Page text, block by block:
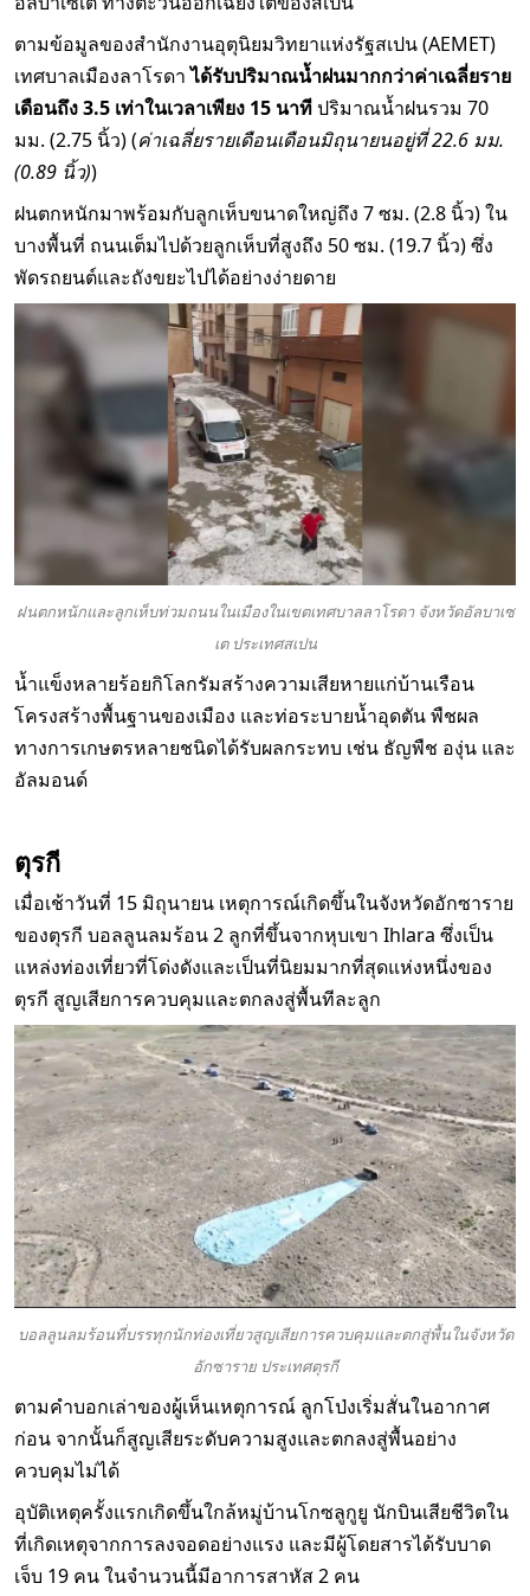
ตามข้อมูลของสำนักงานอุตุนิยมวิทยาแห่งรัฐสเปน (AEMET)
เทศบาลเมืองลาโรดาได้รับปริมาณน้ำฝนมากกว่าค่าเฉลี่ยราย
เดือนถึง 3.5 เท่าในเวลาเพียง 15 นาทีปริมาณน้ำฝนรวม 70
มม. (2.75 นิ้ว) (ค่าเฉลี่ยรายเดือนเดือนมิถุนายนอยู่ที่ 22.6 มม.
(0.89 นิ้ว))
ฝนตกหนักมาพร้อมกับลูกเห็บขนาดใหญ่ถึง 7 ซม. (2.8 นิ้ว) ใน
บางพื้นที่ ถนนเต็มไปด้วยลูกเห็บที่สูงถึง 50 ซม. (19.7 นิ้ว) ซึ่ง
พัดรถยนต์และถังขยะไปได้อย่างง่ายดาย
ฝนตกหนักและลูกเห็บท่วมถนนในเมืองในเขตเทศบาลลาโรดา จังหวัดอัลบาเซ
เต ประเทศสเปน
น้ำแข็งหลายร้อยกิโลกรัมสร้างความเสียหายแก่บ้านเรือน
โครงสร้างพื้นฐานของเมือง และท่อระบายน้ำอุดตัน พืชผล
ทางการเกษตรหลายชนิดได้รับผลกระทบ เช่น ธัญพืช องุ่น และ
อัลมอนด์
ตุรกี
เมื่อเช้าวันที่ 15 มิถุนายน เหตุการณ์เกิดขึ้นในจังหวัดอักซาราย
ของตุรกี บอลลูนลมร้อน 2 ลูกที่ขึ้นจากหุบเขา Ihlara ซึ่งเป็น
แหล่งท่องเที่ยวที่โด่งดังและเป็นที่นิยมมากที่สุดแห่งหนึ่งของ
ตุรกี สูญเสียการควบคุมและตกลงสู่พื้นทีละลูก
บอลลูนลมร้อนที่บรรทุกนักท่องเที่ยวสูญเสียการควบคุมและตกสู่พื้นในจังหวัด
อักซาราย ประเทศตุรกี
ตามคำบอกเล่าของผู้เห็นเหตุการณ์ ลูกโป่งเริ่มสั่นในอากาศ
ก่อน จากนั้นก็สูญเสียระดับความสูงและตกลงสู่พื้นอย่าง
ควบคุมไม่ได้
อุบัติเหตุครั้งแรกเกิดขึ้นใกล้หมู่บ้านโกซลูกูยู นักบินเสียชีวิตใน
ที่เกิดเหตุจากการลงจอดอย่างแรง และมีผู้โดยสารได้รับบาด
เจ็บ 19 คน ในจำนวนนี้มีอาการสาหัส 2 คน